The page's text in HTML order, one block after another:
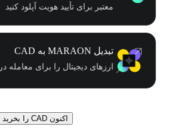
معتبر برای تأیید هویت آپلود کنید
تبدیل MARAON به CAD
ارزهای دیجیتال را برای معامله در LBank انتخاب کنید.
اکنون CAD را بخرید